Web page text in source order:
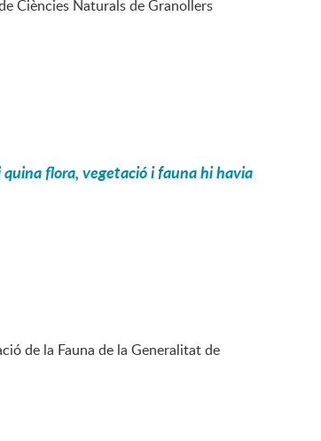
Ciències Naturals de Granollers
flora, vegetació i fauna hi havia
de la Fauna de la Generalitat de